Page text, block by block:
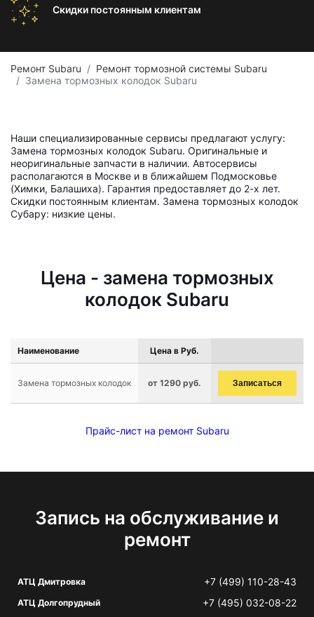
Скидки постоянным клиентам
Ремонт Subaru
Ремонт тормозной системы Subaru
Замена тормозных колодок Subaru
Наши специализированные сервисы предлагают услугу:
Замена тормозных колодок Subaru. Оригинальные и
неоригинальные запчасти в наличии. Автосервисы
располагаются в Москве и в ближайшем Подмосковье
(Химки, Балашиха). Гарантия предоставляет до 2-х лет.
Скидки постоянным клиентам. Замена тормозных колодок
Субару: низкие цены.
Цена - замена тормозных
колодок Subaru
Наименование Цена в Руб.
Замена тормозных колодок от 1290 руб. Записаться
Прайс-лист на ремонт Subaru
Запись на обслуживание и
ремонт
АТЦ Дмитровка +7 (499) 110-28-43
АТЦ Долгопрудный +7 (495) 032-08-22